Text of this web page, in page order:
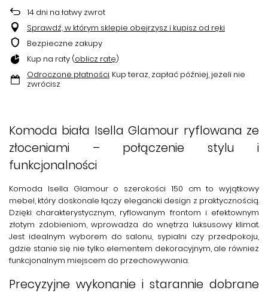
14 dni na łatwy zwrot
Sprawdź, w którym sklepie obejrzysz i kupisz od ręki
Bezpieczne zakupy
Kup na raty (oblicz ratę)
Odroczone płatności. Kup teraz, zapłać później, jeżeli nie
zwrócisz
Komoda biała Isella Glamour ryflowana ze
złoceniami – połączenie stylu i
funkcjonalności
Komoda Isella Glamour o szerokości 150 cm to wyjątkowy
mebel, który doskonale łączy elegancki design z praktycznością.
Dzięki charakterystycznym, ryflowanym frontom i efektownym
złotym zdobieniom, wprowadza do wnętrza luksusowy klimat.
Jest idealnym wyborem do salonu, sypialni czy przedpokoju,
gdzie stanie się nie tylko elementem dekoracyjnym, ale również
funkcjonalnym miejscem do przechowywania.
Precyzyjne wykonanie i starannie dobrane